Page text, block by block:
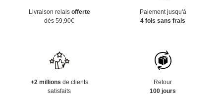
Livraison relais offerte
dès 59,90€
Paiement jusqu'à
4 fois sans frais
+2 millions de clients
satisfaits
Retour
100 jours